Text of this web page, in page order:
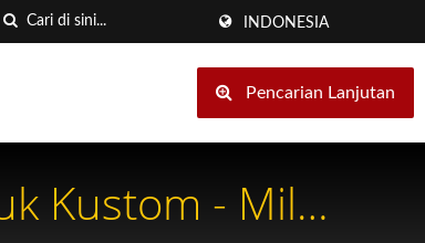
INDONESIA
Pencarian Lanjutan
Kustom - Mill